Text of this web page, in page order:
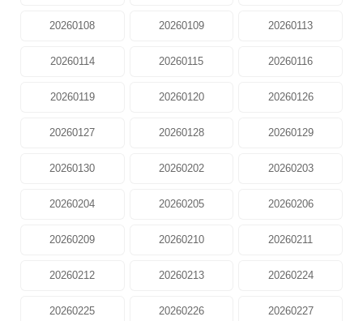
20260108 20260109 20260113
20260114 20260115 20260116
20260119 20260120 20260126
20260127 20260128 20260129
20260130 20260202 20260203
20260204 20260205 20260206
20260209 20260210 20260211
20260212 20260213 20260224
20260225 20260226 20260227